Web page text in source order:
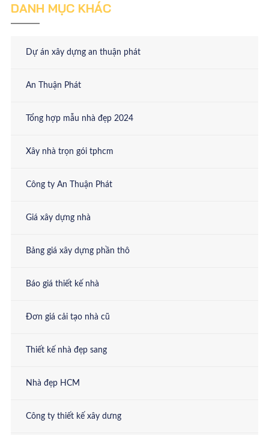
DANH MỤC KHÁC
Dự án xây dựng an thuận phát
An Thuận Phát
Tổng hợp mẫu nhà đẹp 2024
Xây nhà trọn gói tphcm
Công ty An Thuận Phát
Giá xây dựng nhà
Bảng giá xây dựng phần thô
Báo giá thiết kế nhà
Đơn giá cải tạo nhà cũ
Thiết kế nhà đẹp sang
Nhà đẹp HCM
Công ty thiết kế xây dưng